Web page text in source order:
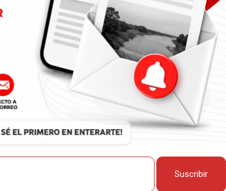
Suscribir